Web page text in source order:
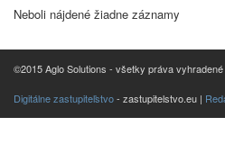
Neboli nájdené žiadne záznamy
©2015 Aglo Solutions - všetky práva vyhradené
Digitálne zastupiteľstvo- zastupitelstvo.eu |